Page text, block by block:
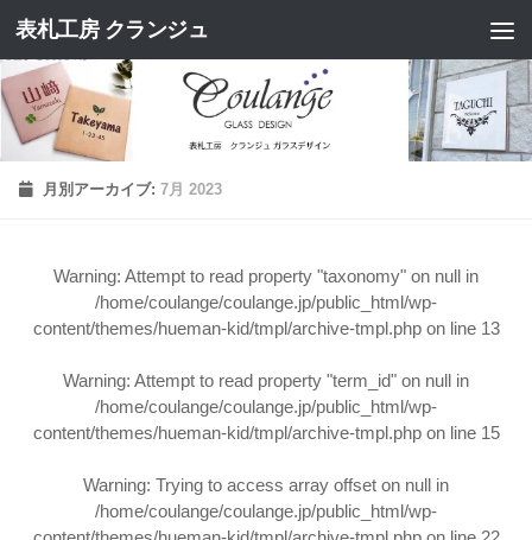
コンテンツへスキップ
表札工房 クランジュ
月別アーカイブ:7月 2023
Warning: Attempt to read property "taxonomy" on null in
/home/coulange/coulange.jp/public_html/wp-
content/themes/hueman-kid/tmpl/archive-tmpl.phpon line 13
Warning: Attempt to read property "term_id" on null in
/home/coulange/coulange.jp/public_html/wp-
content/themes/hueman-kid/tmpl/archive-tmpl.phpon line 15
Warning: Trying to access array offset on null in
/home/coulange/coulange.jp/public_html/wp-